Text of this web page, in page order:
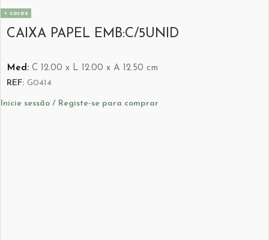
+ cores
CAIXA PAPEL EMB:C/5UNID
Med: C 12.00 x L 12.00 x A 12.50 cm
REF: G0414
Inicie sessão / Registe-se para comprar